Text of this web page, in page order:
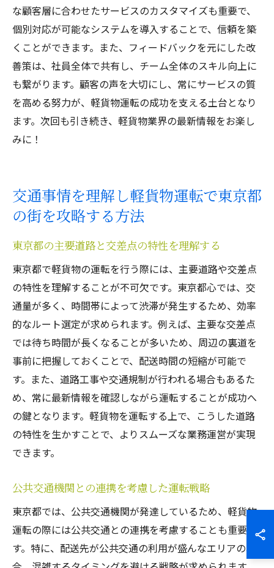
な顧客層に合わせたサービスのカスタマイズも重要で、
個別対応が可能なシステムを導入することで、信頼を築
くことができます。また、フィードバックを元にした改
善策は、社員全体で共有し、チーム全体のスキル向上に
も繋がります。顧客の声を大切にし、常にサービスの質
を高める努力が、軽貨物運転の成功を支える土台となり
ます。次回も引き続き、軽貨物業界の最新情報をお楽し
みに！
交通事情を理解し軽貨物運転で東京都
の街を攻略する方法
東京都の主要道路と交差点の特性を理解する
東京都で軽貨物の運転を行う際には、主要道路や交差点
の特性を理解することが不可欠です。東京都心では、交
通量が多く、時間帯によって渋滞が発生するため、効率
的なルート選定が求められます。例えば、主要な交差点
では待ち時間が長くなることが多いため、周辺の裏道を
事前に把握しておくことで、配送時間の短縮が可能で
す。また、道路工事や交通規制が行われる場合もあるた
め、常に最新情報を確認しながら運転することが成功へ
の鍵となります。軽貨物を運転する上で、こうした道路
の特性を生かすことで、よりスムーズな業務運営が実現
できます。
公共交通機関との連携を考慮した運転戦略
東京都では、公共交通機関が発達しているため、軽貨物
運転の際には公共交通との連携を考慮することも重要で
す。特に、配送先が公共交通の利用が盛んなエリアの場